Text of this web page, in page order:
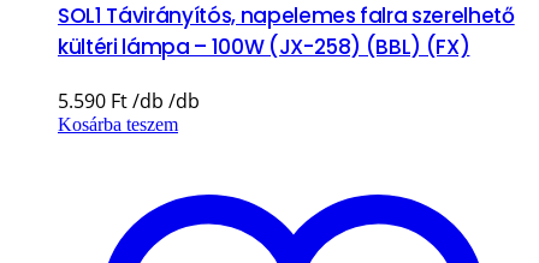
SOL1 Távirányítós, napelemes falra szerelhető
kültéri lámpa – 100W (JX-258) (BBL) (FX)
5.590 Ft
Kosárba teszem